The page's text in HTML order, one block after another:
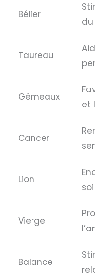
Bélier
Taureau
Gémeaux
et
Cancer
Lion
Vierge
Balance